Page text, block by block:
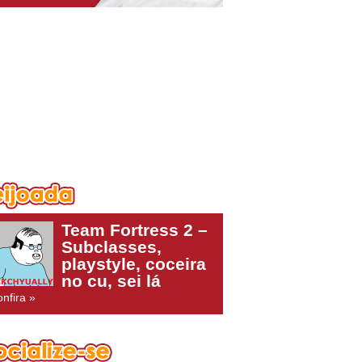
Team Fortress 2 –
Subclasses,
playstyle, coceira
no cu, sei lá
»